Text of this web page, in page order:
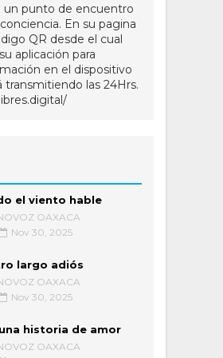
un punto de encuentro
En su pagina
QR desde el cual
aplicación para
en el dispositivo
transmitiendo las 24Hrs.
el viento hable
OAXACA
Nov 30, 2025
largo adiós
OAXACA
Nov 30, 2025
historia de amor
OAXACA